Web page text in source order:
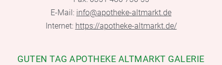
E-Mail: info@apotheke-altmarkt.de
Internet: https://apotheke-altmarkt.de/
GUTEN TAG APOTHEKE ALTMARKT GALERIE